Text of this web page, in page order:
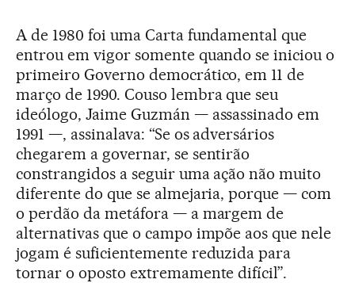
A de 1980 foi uma Carta fundamental que
entrou em vigor somente quando se iniciou o
primeiro Governo democrático, em 11 de
março de 1990. Couso lembra que seu
ideólogo, Jaime Guzmán — assassinado em
1991 —, assinalava: “Se os adversários
chegarem a governar, se sentirão
constrangidos a seguir uma ação não muito
diferente do que se almejaria, porque — com
o perdão da metáfora — a margem de
alternativas que o campo impõe aos que nele
jogam é suficientemente reduzida para
tornar o oposto extremamente difícil”.